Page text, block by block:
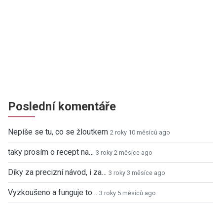
Poslední komentáře
Nepíše se tu, co se žloutkem 2 roky 10 měsíců ago
taky prosím o recept na… 3 roky 2 měsíce ago
Díky za precizní návod, i za… 3 roky 3 měsíce ago
Vyzkoušeno a funguje to… 3 roky 5 měsíců ago